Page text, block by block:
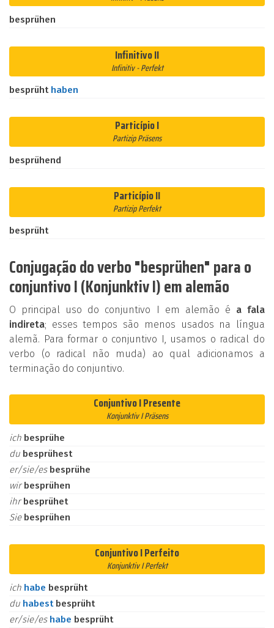
besprühen
Infinitivo II
Infinitiv - Perfekt
besprüht haben
Particípio I
Partizip Präsens
besprühend
Particípio II
Partizip Perfekt
besprüht
Conjugação do verbo "besprühen" para o
conjuntivo I (Konjunktiv I) em alemão
O principal uso do conjuntivo I em alemão é a fala
indireta; esses tempos são menos usados na língua
alemã. Para formar o conjuntivo I, usamos o radical do
verbo (o radical não muda) ao qual adicionamos a
terminação do conjuntivo.
Conjuntivo I Presente
Konjunktiv I Präsens
ich besprühe
du besprühest
er/sie/es besprühe
wirbesprühen
ihrbesprühet
Sie besprühen
Conjuntivo I Perfeito
Konjunktiv I Perfekt
ich habe besprüht
du habest besprüht
er/sie/es habe besprüht